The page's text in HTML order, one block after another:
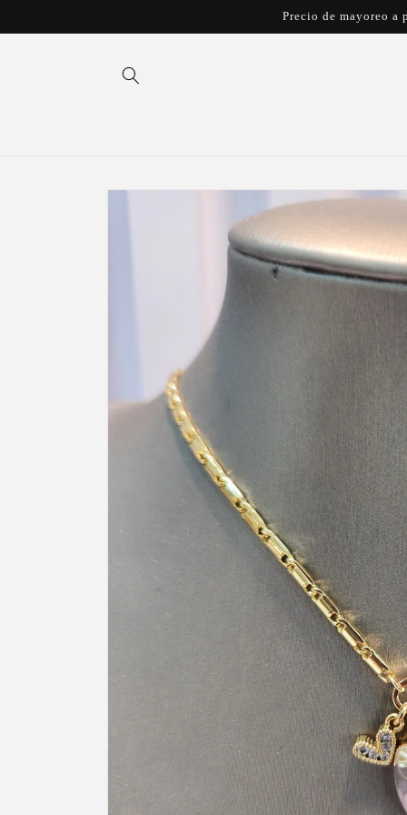
al contenido
Precio de mayoreo a
directamente